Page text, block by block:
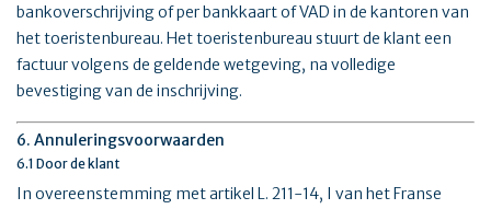
bankoverschrijving of per bankkaart of VAD in de kantoren van
het toeristenbureau. Het toeristenbureau stuurt de klant een
factuur volgens de geldende wetgeving, na volledige
bevestiging van de inschrijving.
6. Annuleringsvoorwaarden
6.1 Door de klant
In overeenstemming met artikel L. 211-14, I van het Franse